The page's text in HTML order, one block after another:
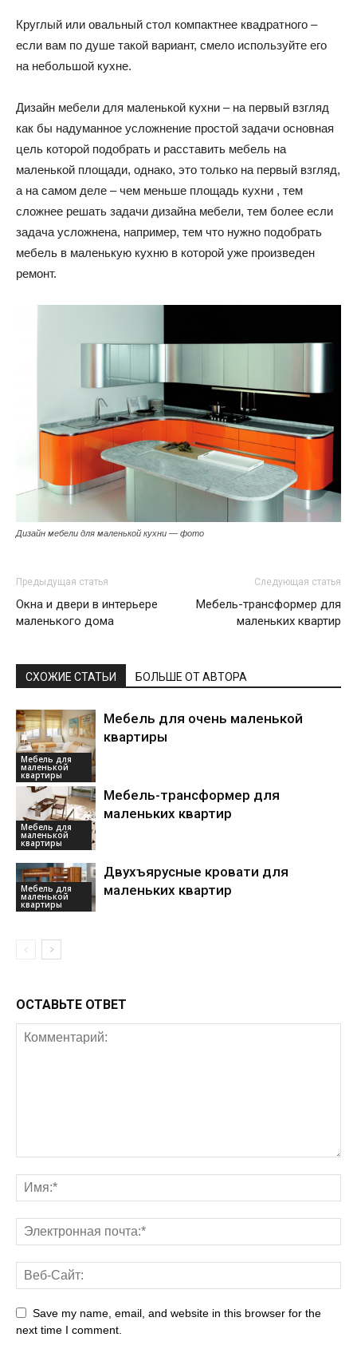
статьи
дизайне
Круглый или овальный стол компактнее квадратного –
если вам по душе такой вариант, смело используйте его
на небольшой кухне.
Дизайн мебели для маленькой кухни – на первый взгляд
как бы надуманное усложнение простой задачи основная
цель которой подобрать и расставить мебель на
маленькой площади, однако, это только на первый взгляд,
а на самом деле – чем меньше площадь кухни , тем
сложнее решать задачи дизайна мебели, тем более если
задача усложнена, например, тем что нужно подобрать
мебель в маленькую кухню в которой уже произведен
ремонт.
Дизайн мебели для маленькой кухни — фото
Предыдущая статья
Окна и двери в интерьере
маленького дома
Следующая статья
Мебель-трансформер для
маленьких квартир
СХОЖИЕ СТАТЬИ БОЛЬШЕ ОТ АВТОРА
Мебель для
маленькой
квартиры
Мебель для очень маленькой
квартиры
Мебель для
маленькой
квартиры
Мебель-трансформер для
маленьких квартир
Мебель для
маленькой
квартиры
Двухъярусные кровати для
маленьких квартир
ОСТАВЬТЕ ОТВЕТ
Save my name, email, and website in this browser for the
next time I comment.